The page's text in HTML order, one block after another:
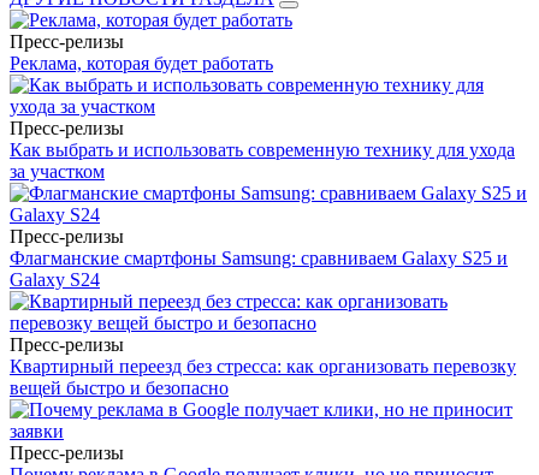
Пресс-релизы
Реклама, которая будет работать
Пресс-релизы
Как выбрать и использовать современную технику для ухода
за участком
Пресс-релизы
Флагманские смартфоны Samsung: сравниваем Galaxy S25 и
Galaxy S24
Пресс-релизы
Квартирный переезд без стресса: как организовать перевозку
вещей быстро и безопасно
Пресс-релизы